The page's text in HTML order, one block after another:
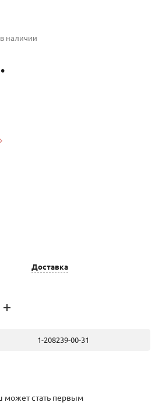
наличии
16
Доставка
1-208239-00-31
может стать первым